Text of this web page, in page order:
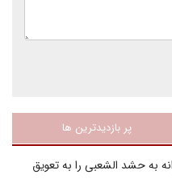
پر بازدیدترین ها
به حشد الشعبی را به تعویق